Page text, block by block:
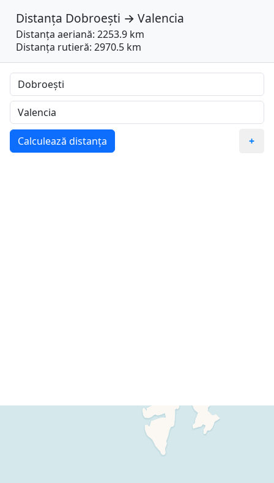
Distanța Dobroești → Valencia
Distanța aeriană: 2253.9 km
Distanța rutieră: 2970.5 km
Calculează distanța +